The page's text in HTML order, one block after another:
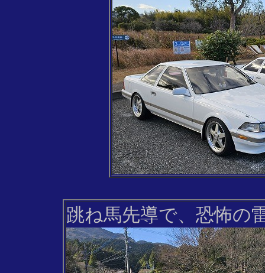
跳ね馬先導で、恐怖の